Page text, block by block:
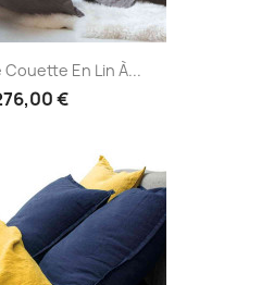
Couette En Lin À...
€